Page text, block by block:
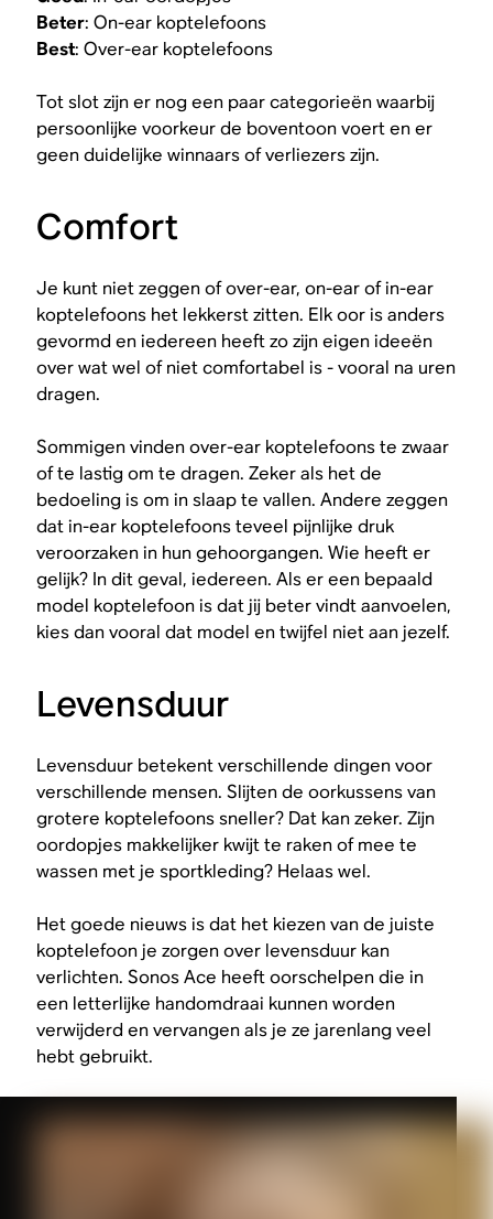
Beter: On-ear koptelefoons
Best: Over-ear koptelefoons
Tot slot zijn er nog een paar categorieën waarbij
persoonlijke voorkeur de boventoon voert en er
geen duidelijke winnaars of verliezers zijn.
Comfort
Je kunt niet zeggen of over-ear, on-ear of in-ear
koptelefoons het lekkerst zitten. Elk oor is anders
gevormd en iedereen heeft zo zijn eigen ideeën
over wat wel of niet comfortabel is - vooral na uren
dragen.
Sommigen vinden over-ear koptelefoons te zwaar
of te lastig om te dragen. Zeker als het de
bedoeling is om in slaap te vallen. Andere zeggen
dat in-ear koptelefoons teveel pijnlijke druk
veroorzaken in hun gehoorgangen. Wie heeft er
gelijk? In dit geval, iedereen. Als er een bepaald
model koptelefoon is dat jij beter vindt aanvoelen,
kies dan vooral dat model en twijfel niet aan jezelf.
Levensduur
Levensduur betekent verschillende dingen voor
verschillende mensen. Slijten de oorkussens van
grotere koptelefoons sneller? Dat kan zeker. Zijn
oordopjes makkelijker kwijt te raken of mee te
wassen met je sportkleding? Helaas wel.
Het goede nieuws is dat het kiezen van de juiste
koptelefoon je zorgen over levensduur kan
verlichten. Sonos Ace heeft oorschelpen die in
een letterlijke handomdraai kunnen worden
verwijderd en vervangen als je ze jarenlang veel
hebt gebruikt.